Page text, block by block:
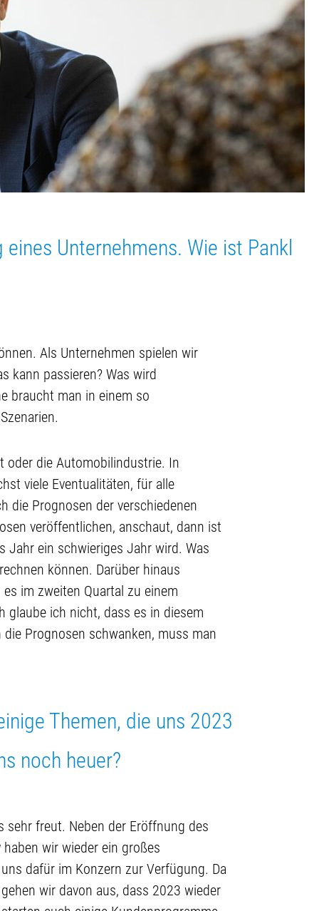
Unternehmens. Wie ist Pankl
Als Unternehmen spielen wir
kann passieren? Was wird
braucht man in einem so
oder die Automobilindustrie. In
viele Eventualitäten, für alle
die Prognosen der verschiedenen
veröffentlichen, anschaut, dann ist
Jahr ein schwieriges Jahr wird. Was
können. Darüber hinaus
im zweiten Quartal zu einem
glaube ich nicht, dass es in diesem
Prognosen schwanken, muss man
Themen, die uns 2023
noch heuer?
sehr freut. Neben der Eröffnung des
wir wieder ein großes
dafür im Konzern zur Verfügung. Da
wir davon aus, dass 2023 wieder